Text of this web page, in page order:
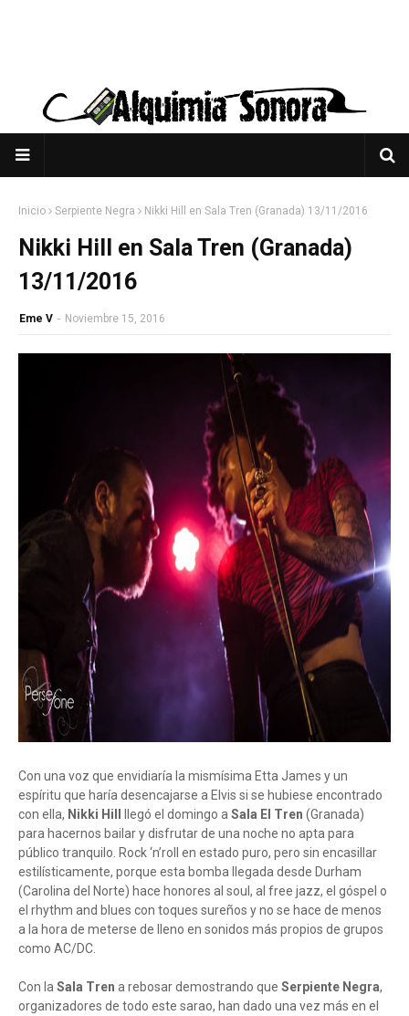
Inicio Serpiente Negra Nikki Hill en Sala Tren (Granada) 13/11/2016
Nikki Hill en Sala Tren (Granada)
13/11/2016
Eme V - Noviembre 15, 2016
Con una voz que envidiaría la mismísima Etta James y un
espíritu que haría desencajarse a Elvis si se hubiese encontrado
con ella, Nikki Hill llegó el domingo aSala El Tren (Granada)
para hacernos bailar y disfrutar de una noche no apta para
público tranquilo. Rock ‘n’roll en estado puro, pero sin encasillar
estilísticamente, porque esta bomba llegada desde Durham
(Carolina del Norte) hace honores al soul, al free jazz, el góspel o
el rhythm and blues con toques sureños y no se hace de menos
a la hora de meterse de lleno en sonidos más propios de grupos
como AC/DC.
Con laSala Tren a rebosar demostrando que Serpiente Negra,
organizadores de todo este sarao, han dado una vez más en el